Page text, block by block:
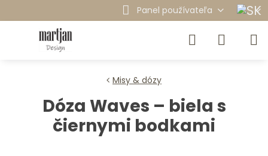
Panel používateľa
Misy & dózy
Dóza Waves – biela s
čiernymi bodkami